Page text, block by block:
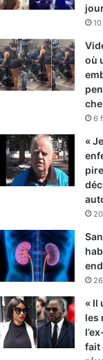
où
6
«
« Il
les
fait